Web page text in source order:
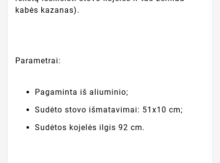
kabės kazanas).
Parametrai:
Pagaminta iš aliuminio;
Sudėto stovo išmatavimai: 51x10 cm;
Sudėtos kojelės ilgis 92 cm.